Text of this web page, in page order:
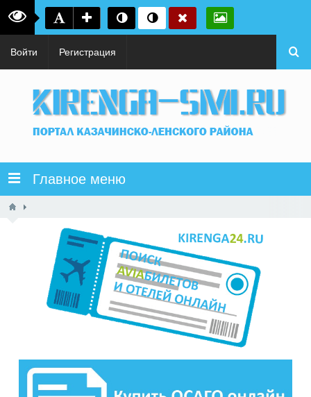
Войти Регистрация
Главное меню